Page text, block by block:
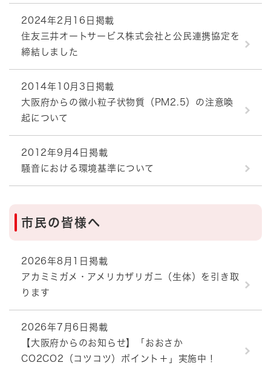
2024年2月16日掲載
住友三井オートサービス株式会社と公民連携協定を
締結しました
2014年10月3日掲載
大阪府からの微小粒子状物質（PM2.5）の注意喚
起について
2012年9月4日掲載
騒音における環境基準について
市民の皆様へ
2026年8月1日掲載
アカミミガメ・アメリカザリガニ（生体）を引き取
ります
2026年7月6日掲載
【大阪府からのお知らせ】「おおさか
CO2CO2（コツコツ）ポイント＋」実施中！